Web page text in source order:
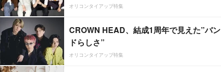
オリコンタイアップ特集
CROWN HEAD、結成1周年で見えた”バン
ドらしさ”
オリコンタイアップ特集